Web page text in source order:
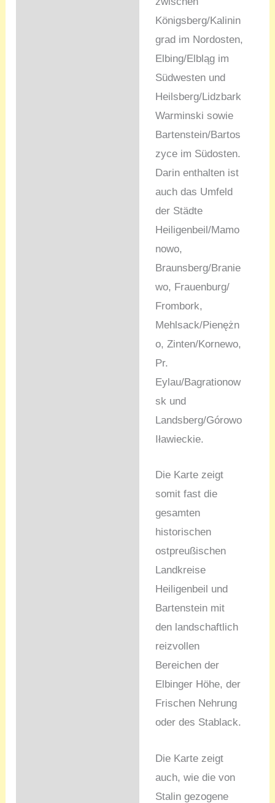
Königsberg/Kalinin
grad im Nordosten,
Elbing/Elbląg im
Südwesten und
Heilsberg/Lidzbark
Warminski sowie
Bartenstein/Bartos
zyce im Südosten.
Darin enthalten ist
auch das Umfeld
der Städte
Heiligenbeil/Mamo
nowo,
Braunsberg/Branie
wo, Frauenburg/
Frombork,
Mehlsack/Pienężn
o, Zinten/Kornewo,
Pr.
Eylau/Bagrationow
sk und
Landsberg/Górowo
Iławieckie.
Die Karte zeigt
somit fast die
gesamten
historischen
ostpreußischen
Landkreise
Heiligenbeil und
Bartenstein mit
den landschaftlich
reizvollen
Bereichen der
Elbinger Höhe, der
Frischen Nehrung
oder des Stablack.
Die Karte zeigt
auch, wie die von
Stalin gezogene